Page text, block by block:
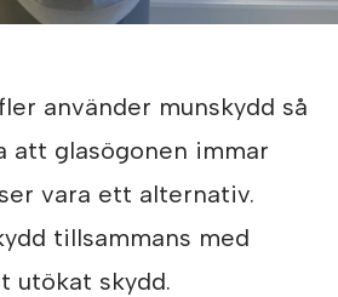
använder munskydd så
att glasögonen immar
vara ett alternativ.
tillsammans med
utökat skydd.